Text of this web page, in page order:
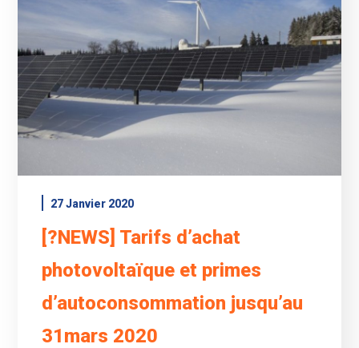
27 Janvier 2020
[?NEWS] Tarifs d’achat
photovoltaïque et primes
d’autoconsommation jusqu’au
31mars 2020